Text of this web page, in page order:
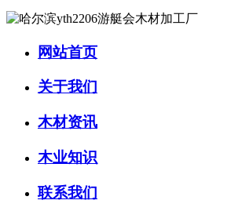
网站首页
关于我们
木材资讯
木业知识
联系我们